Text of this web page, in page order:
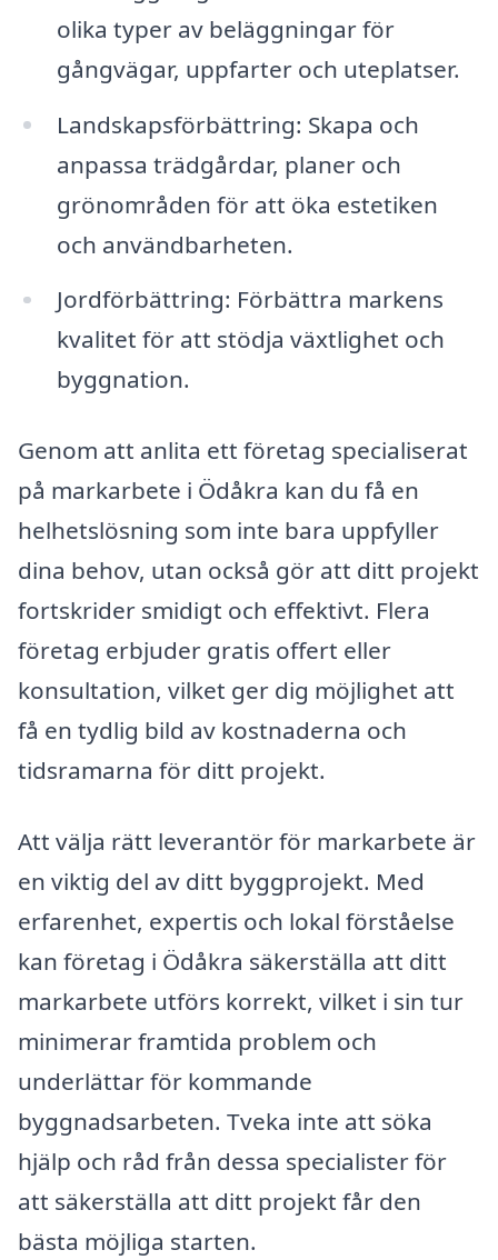
olika typer av beläggningar för
gångvägar, uppfarter och uteplatser.
Landskapsförbättring: Skapa och
anpassa trädgårdar, planer och
grönområden för att öka estetiken
och användbarheten.
Jordförbättring: Förbättra markens
kvalitet för att stödja växtlighet och
byggnation.
Genom att anlita ett företag specialiserat
på markarbete i Ödåkra kan du få en
helhetslösning som inte bara uppfyller
dina behov, utan också gör att ditt projekt
fortskrider smidigt och effektivt. Flera
företag erbjuder gratis offert eller
konsultation, vilket ger dig möjlighet att
få en tydlig bild av kostnaderna och
tidsramarna för ditt projekt.
Att välja rätt leverantör för markarbete är
en viktig del av ditt byggprojekt. Med
erfarenhet, expertis och lokal förståelse
kan företag i Ödåkra säkerställa att ditt
markarbete utförs korrekt, vilket i sin tur
minimerar framtida problem och
underlättar för kommande
byggnadsarbeten. Tveka inte att söka
hjälp och råd från dessa specialister för
att säkerställa att ditt projekt får den
bästa möjliga starten.